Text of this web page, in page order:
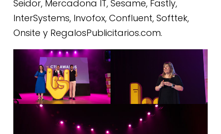
Seidor, Mercadona IT, Sesame, Fastly,
InterSystems, Invofox, Confluent, Softtek,
Onsite y RegalosPublicitarios.com.